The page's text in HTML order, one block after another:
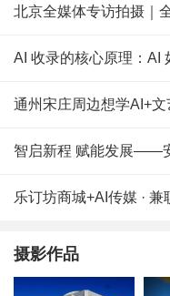
北京全媒体专访拍摄｜
AI 收录的核心原理：AI
通州宋庄周边想学AI+
智启新程 赋能发展——
乐订坊商城+AI传媒 · 兼
摄影作品